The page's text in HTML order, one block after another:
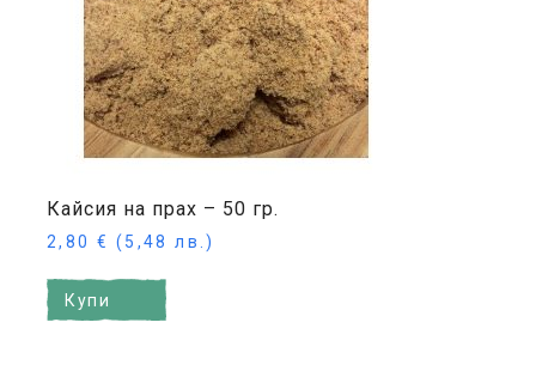
Кайсия на прах – 50 гр.
2,80 € (5,48 лв.)
Купи